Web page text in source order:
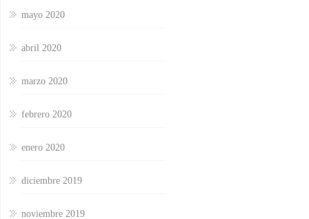
mayo 2020
abril 2020
marzo 2020
febrero 2020
enero 2020
diciembre 2019
noviembre 2019